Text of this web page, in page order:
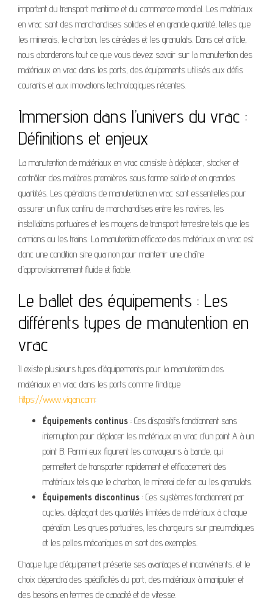
important du transport maritime et du commerce mondial. Les matériaux
en vrac sont des marchandises solides et en grande quantité, telles que
les minerais, le charbon, les céréales et les granulats. Dans cet article,
nous aborderons tout ce que vous devez savoir sur la manutention des
matériaux en vrac dans les ports, des équipements utilisés aux défis
courants et aux innovations technologiques récentes.
Immersion dans l’univers du vrac :
Définitions et enjeux
La manutention de matériaux en vrac consiste à déplacer, stocker et
contrôler des matières premières sous forme solide et en grandes
quantités. Les opérations de manutention en vrac sont essentielles pour
assurer un flux continu de marchandises entre les navires, les
installations portuaires et les moyens de transport terrestre tels que les
camions ou les trains. La manutention efficace des matériaux en vrac est
donc une condition sine qua non pour maintenir une chaîne
d’approvisionnement fluide et fiable.
Le ballet des équipements : Les
différents types de manutention en
vrac
Il existe plusieurs types d’équipements pour la manutention des
matériaux en vrac dans les ports comme l’indique
https://www.vigan.com:
Équipements continus : Ces dispositifs fonctionnent sans
interruption pour déplacer les matériaux en vrac d’un point A à un
point B. Parmi eux figurent les convoyeurs à bande, qui
permettent de transporter rapidement et efficacement des
matériaux tels que le charbon, le minerai de fer ou les granulats.
Équipements discontinus : Ces systèmes fonctionnent par
cycles, déplaçant des quantités limitées de matériaux à chaque
opération. Les grues portuaires, les chargeurs sur pneumatiques
et les pelles mécaniques en sont des exemples.
Chaque type d’équipement présente ses avantages et inconvénients, et le
choix dépendra des spécificités du port, des matériaux à manipuler et
des besoins en termes de capacité et de vitesse.